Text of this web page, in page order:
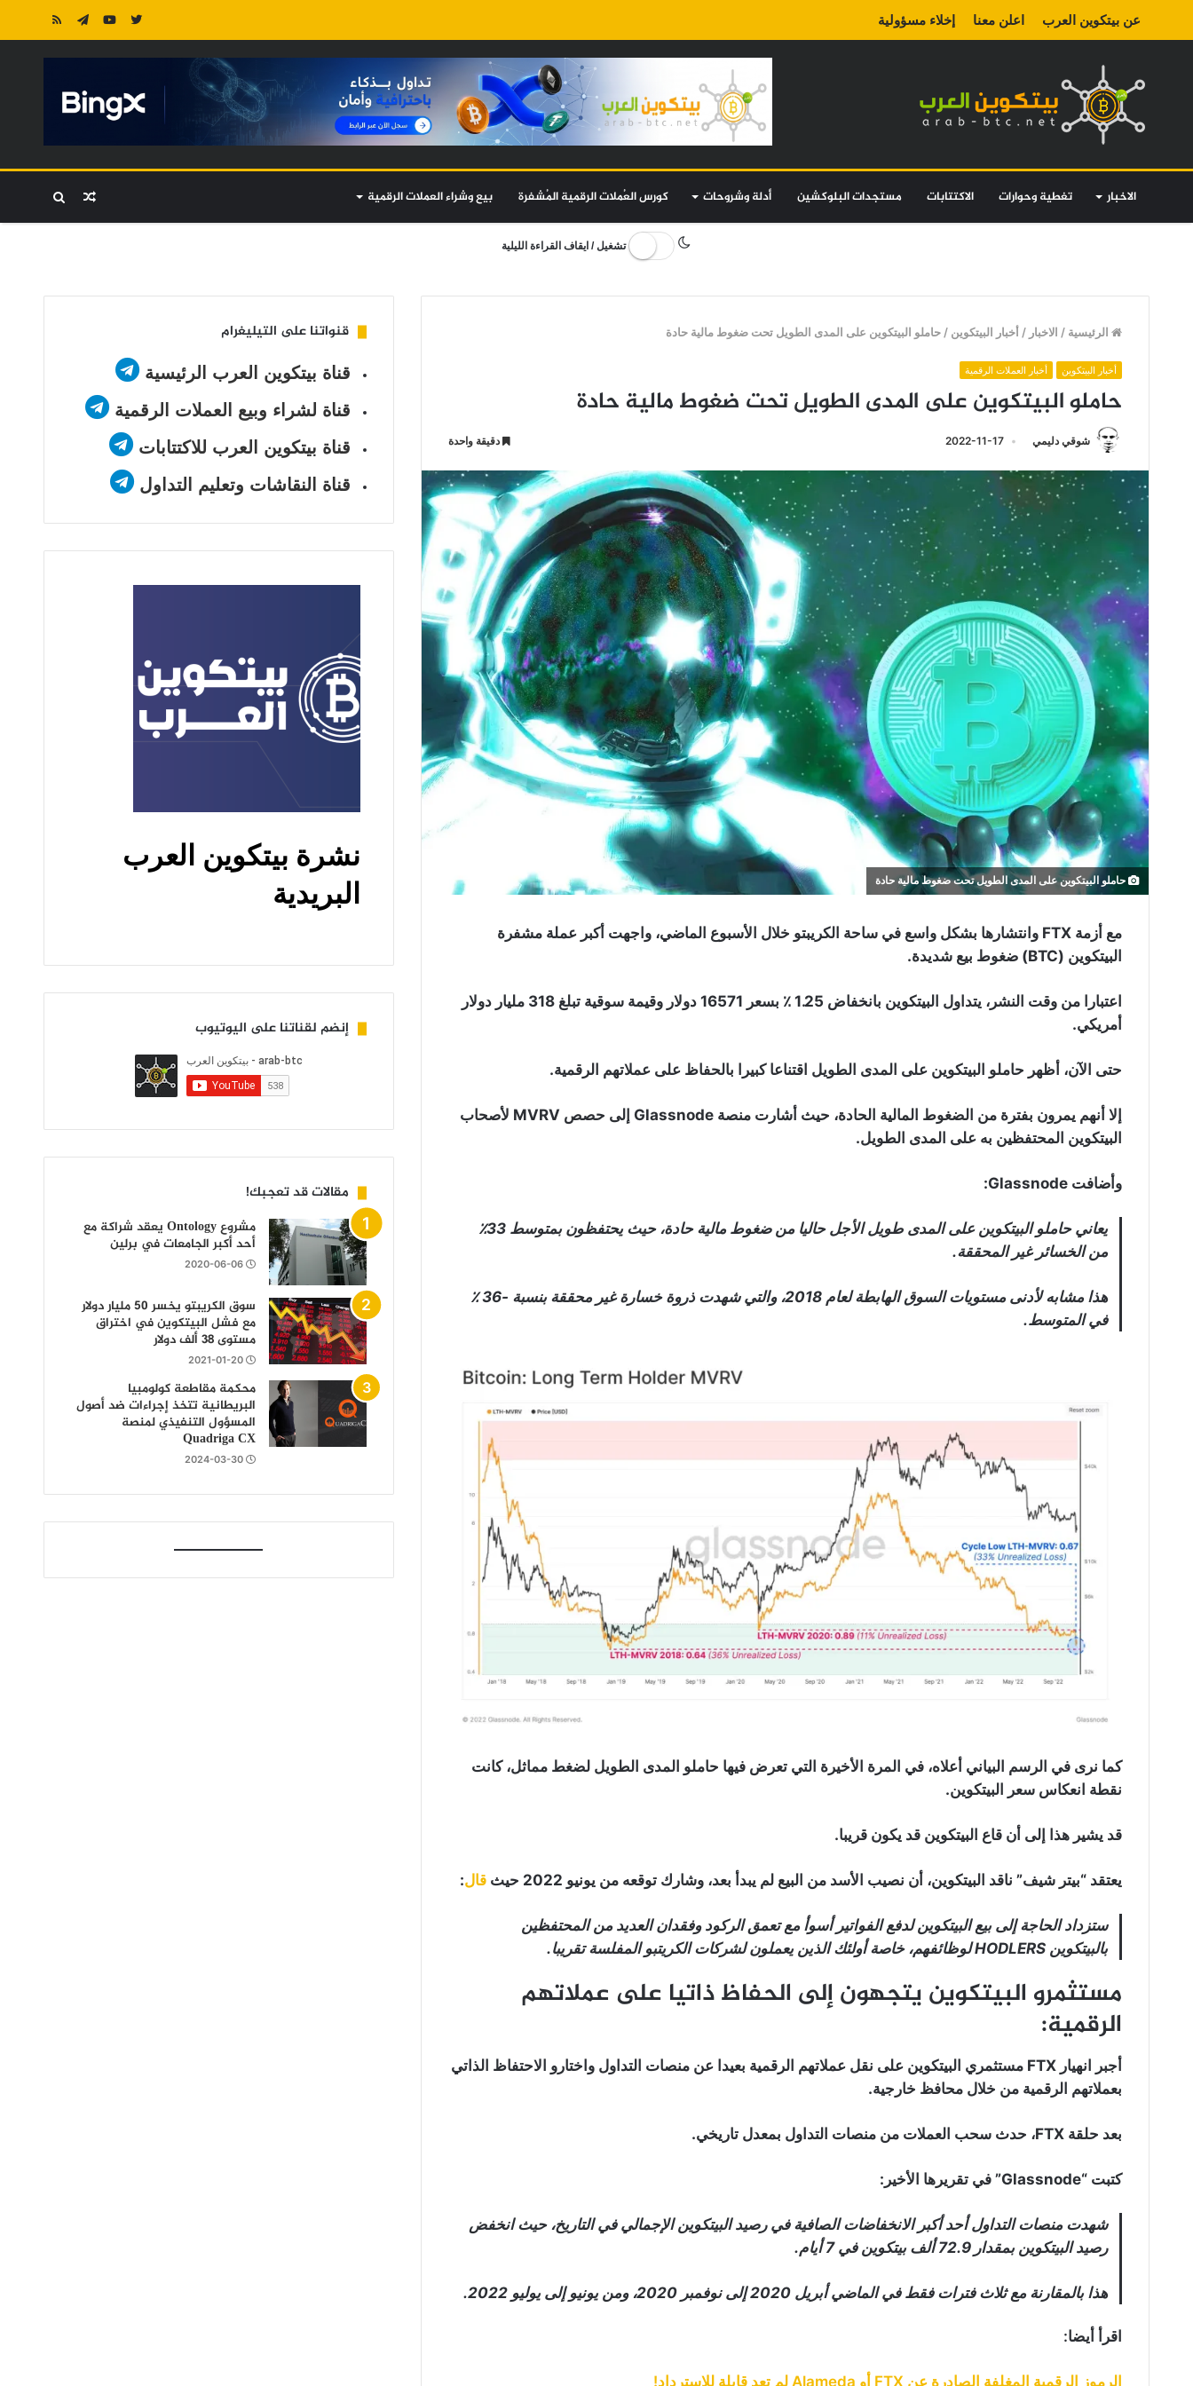
عن بيتكوين العرب اعلن معنا إخلاء مسؤولية
الاخبار تغطية وحوارات الاكتتابات مستجدات البلوكشين أدلة وشروحات كورس العُملات الرقمية المُشفرة بيع وشراء العملات الرقمية بحث مقال
تشغيل / ايقاف القراءة الليلية
الرئيسية / الاخبار / أخبار البيتكوين / حاملو البيتكوين على المدى الطويل تحت ضغوط مالية حادة
أخبار البيتكوين أخبار العملات الرقمية
حاملو البيتكوين على المدى الطويل تحت ضغوط مالية حادة
شوقي دليمي 2022-11-17 دقيقة واحدة
حاملو البيتكوين على المدى الطويل تحت ضغوط مالية حادة
مع أزمة FTX وانتشارها بشكل واسع في ساحة الكريبتو خلال الأسبوع الماضي، واجهت أكبر عملة مشفرة
البيتكوين (BTC) ضغوط بيع شديدة.
اعتبارا من وقت النشر، يتداول البيتكوين بانخفاض 1.25 ٪ بسعر 16571 دولار وقيمة سوقية تبلغ 318 مليار دولار
أمريكي.
حتى الآن، أظهر حاملو البيتكوين على المدى الطويل اقتناعا كبيرا بالحفاظ على عملاتهم الرقمية.
إلا أنهم يمرون بفترة من الضغوط المالية الحادة، حيث أشارت منصة Glassnode إلى حصص MVRV لأصحاب
البيتكوين المحتفظين به على المدى الطويل.
وأضافت Glassnode:
يعاني حاملو البيتكوين على المدى طويل الأجل حاليا من ضغوط مالية حادة، حيث يحتفظون بمتوسط ​​33٪
من الخسائر غير المحققة.
هذا مشابه لأدنى مستويات السوق الهابطة لعام 2018، والتي شهدت ذروة خسارة غير محققة بنسبة -36 ٪
في المتوسط.
كما نرى في الرسم البياني أعلاه، في المرة الأخيرة التي تعرض فيها حاملو المدى الطويل لضغط مماثل، كانت
نقطة انعكاس سعر البيتكوين.
قد يشير هذا إلى أن قاع البيتكوين قد يكون قريبا.
يعتقد “بيتر شيف” ناقد البيتكوين، أن نصيب الأسد من البيع لم يبدأ بعد، وشارك توقعه من يونيو 2022 حيث قال:
ستزداد الحاجة إلى بيع البيتكوين لدفع الفواتير أسوأ مع تعمق الركود وفقدان العديد من المحتفظين
بالبيتكوين HODLERS لوظائفهم، خاصة أولئك الذين يعملون لشركات الكريتبو المفلسة تقريبا.
مستثمرو البيتكوين يتجهون إلى الحفاظ ذاتيا على عملاتهم
الرقمية:
أجبر انهيار FTX مستثمري البيتكوين على نقل عملاتهم الرقمية بعيدا عن منصات التداول واختارو الاحتفاظ الذاتي
بعملاتهم الرقمية من خلال محافظ خارجية.
بعد حلقة FTX، حدث سحب العملات من منصات التداول بمعدل تاريخي.
كتبت “Glassnode” في تقريرها الأخير:
شهدت منصات التداول أحد أكبر الانخفاضات الصافية في رصيد البيتكوين الإجمالي في التاريخ، حيث انخفض
رصيد البيتكوين بمقدار 72.9 ألف بيتكوين في 7 أيام.
هذا بالمقارنة مع ثلاث فترات فقط في الماضي أبريل 2020 إلى نوفمبر 2020، ومن يونيو إلى يوليو 2022.
اقرأ أيضا:
الرموز الرقمية المغلفة الصادرة عن FTX أو Alameda لم تعد قابلة للاسترداد!
المنطقة الخضراء (وضع الربح): التفاصيل هنا
حاملة للبيتكوين يسجل ارتفاع إلى أعلى
مستوياته منذ عامين
يطالبون بأسعار أعلى للبيع!
حاملو البيتكوين على المدى الطويل يصلون
إلى رقم قياسي: هل انتهى وقت تحقيق
قنواتنا على التيليغرام
قناة بيتكوين العرب الرئيسية
قناة لشراء وبيع العملات الرقمية
قناة بيتكوين العرب للاكتتابات
قناة النقاشات وتعليم التداول
إنضم لقناتنا على اليوتيوب
مقالات قد تعجبك!
مشروع Ontology يعقد شراكة مع
أحد أكبر الجامعات في برلين
2020-06-06
سوق الكريبتو يخسر 50 مليار دولار
مع فشل البيتكوين في اختراق
مستوى 38 ألف دولار
2021-01-20
محكمة مقاطعة كولومبيا
البريطانية تتخذ إجراءات ضد أصول
المسؤول التنفيذي لمنصة
Quadriga CX
2024-03-30